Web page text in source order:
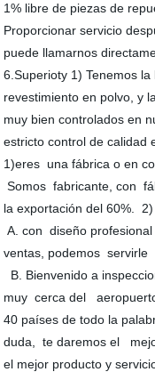
1% libre de piezas de
Proporcionar servicio
puede llamarnos
6.Superioty 1) Tenemos
revestimiento en polvo, y
muy bien controlados en
estricto control de calidad
1)eres una fábrica o en
Somos fabricante, con
la exportación del 60%.
A. con diseño
ventas, podemos servirle
B. Bienvenido a
muy cerca del
40 países de todo la
duda, te daremos el
el mejor producto y